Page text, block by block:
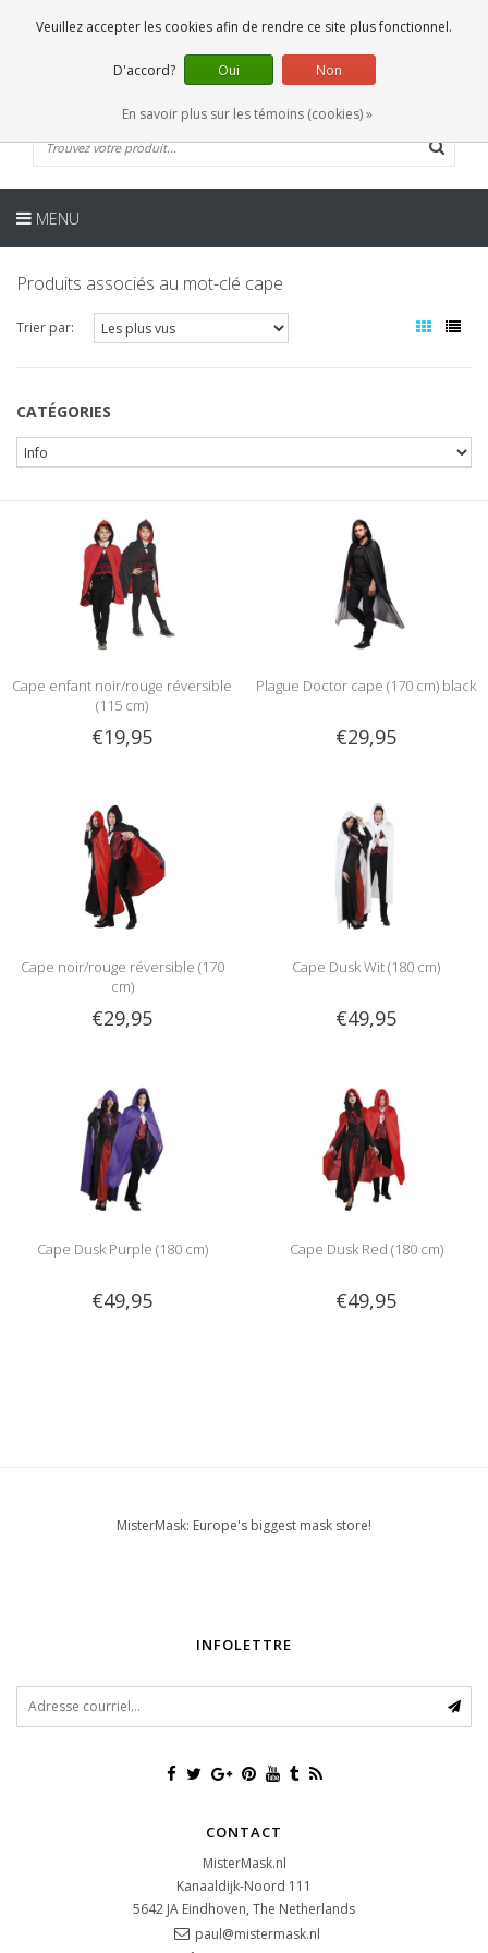
0 Articles
FR
MENU
Produits associés au mot-clé cape
Trier par:
CATÉGORIES
Cape enfant noir/rouge réversible
(115 cm)
€19,95
Plague Doctor cape (170 cm) black
€29,95
Cape noir/rouge réversible (170
cm)
€29,95
Cape Dusk Wit (180 cm)
€49,95
Cape Dusk Purple (180 cm)
€49,95
Cape Dusk Red (180 cm)
€49,95
MisterMask: Europe's biggest mask store!
INFOLETTRE
CONTACT
MisterMask.nl
Kanaaldijk-Noord 111
5642 JA Eindhoven, The Netherlands
paul@mistermask.nl
Veuillez accepter les cookies afin de rendre ce site plus fonctionnel.
D'accord? Oui Non
En savoir plus sur les témoins (cookies) »